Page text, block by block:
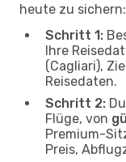
heute zu sichern:
Schritt 1:
Ihre
(Cagliari),
Reisedaten.
Schritt 2:
Flüge, von
Premium-
Preis,